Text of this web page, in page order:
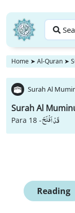
Home ➤ Al-Quran ➤
Surah Al
Surah Al
Para 18 -قَدْ اَفْلَحَ
Reading